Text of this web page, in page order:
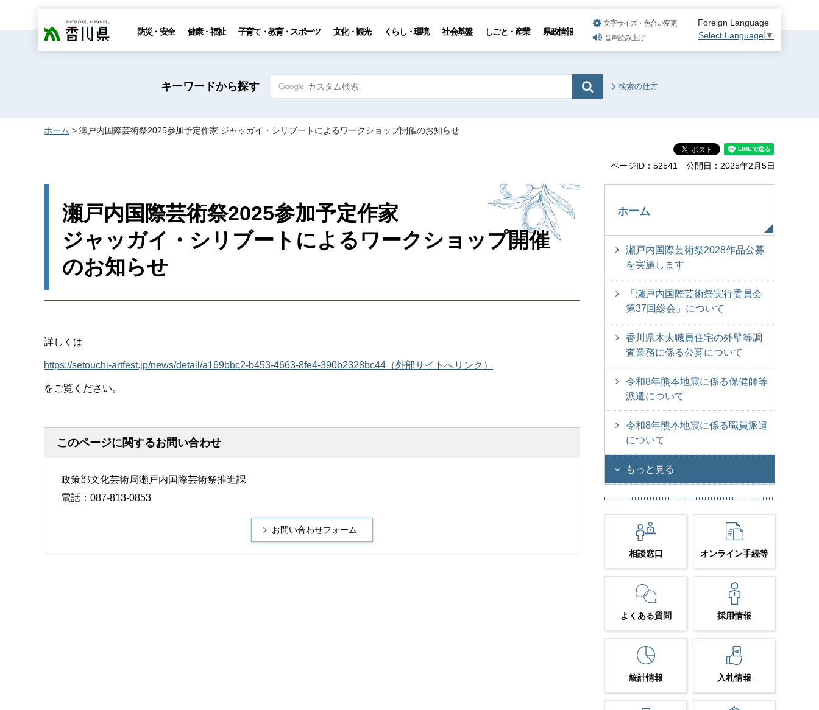
香川県 防災・安全 健康・福祉 子育て・教育・スポーツ 文化・観光 くらし・環境 社会基盤 しごと・産業 県政情報
文字サイズ・色合い変更
音声読み上げ
Foreign Language
Select Language ▼
キーワードから探す 検索の仕方
ホーム > 瀬戸内国際芸術祭2025参加予定作家 ジャッガイ・シリブートによるワークショップ開催のお知らせ
ページID：52541 公開日：2025年2月5日
瀬戸内国際芸術祭2025参加予定作家
ジャッガイ・シリブートによるワークショップ開催
のお知らせ
詳しくは
https://setouchi-artfest.jp/news/detail/a169bbc2-b453-4663-8fe4-390b2328bc44（外部サイトへリンク）
をご覧ください。
このページに関するお問い合わせ
政策部文化芸術局瀬戸内国際芸術祭推進課
電話：087-813-0853
ホーム
瀬戸内国際芸術祭2028作品公募
を実施します
「瀬戸内国際芸術祭実行委員会
第37回総会」について
香川県木太職員住宅の外壁等調
査業務に係る公募について
令和8年熊本地震に係る保健師等
派遣について
令和8年熊本地震に係る職員派遣
について
もっと見る
相談窓口 オンライン手続等
よくある質問 採用情報
統計情報 入札情報